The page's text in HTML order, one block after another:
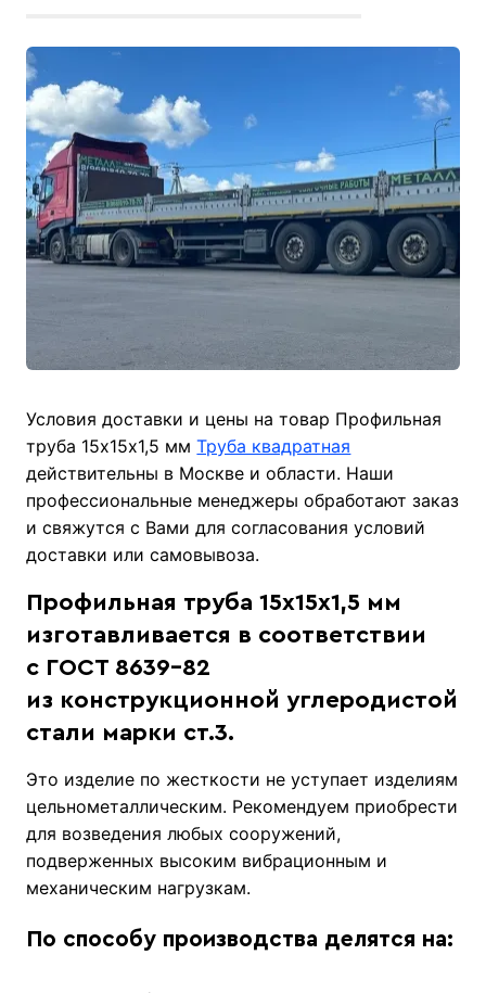
Условия доставки и цены на товар Профильная
труба 15х15х1,5 ммТруба квадратная
действительны в Москве и области. Наши
профессиональные менеджеры обработают заказ
и свяжутся с Вами для согласования условий
доставки или самовывоза.
Профильная труба 15х15х1,5 мм
изготавливается в соответствии
с ГОСТ 8639-82
из конструкционной углеродистой
стали марки ст.3.
Это изделие по жесткости не уступает изделиям
цельнометаллическим. Рекомендуем приобрести
для возведения любых сооружений,
подверженных высоким вибрационным и
механическим нагрузкам.
По способу производства делятся на: